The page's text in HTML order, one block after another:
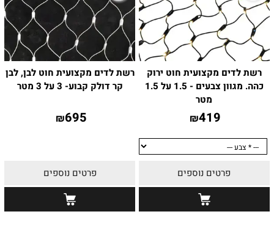
רשת לדים מקצועית חוט ירוק
כהה. מגוון צבעים - 1.5 על 1.5
מטר
₪419
פרטים נוספים
רשת לדים מקצועית חוט לבן, לבן
קר דולק קבוע- 3 על 3 מטר
₪695
פרטים נוספים